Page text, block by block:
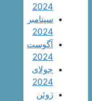
2024
سپتامبر
2024
آگوست
2024
جولای
2024
ژوئن